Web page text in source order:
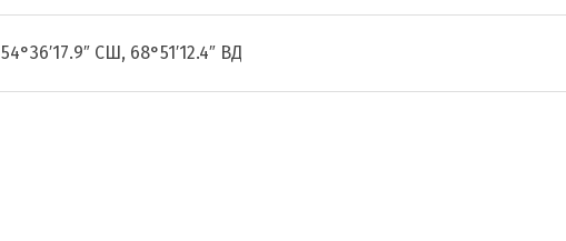
54°36′17.9″ СШ, 68°51′12.4″ ВД